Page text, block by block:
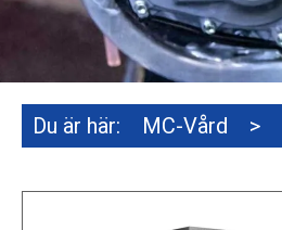
Du är här: MC-Vård >